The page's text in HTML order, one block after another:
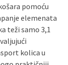
pomoću
elemenata
teži samo 3,1
kolica u